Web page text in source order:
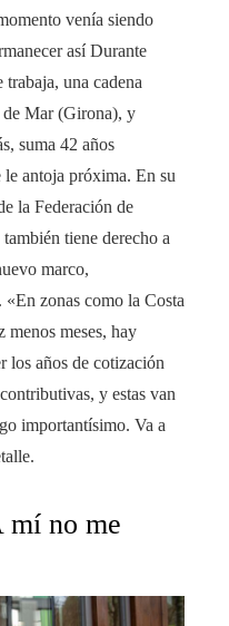
venía siendo
así Durante
trabaja, una cadena
de Mar (Girona), y
suma 42 años
antoja próxima. En su
la Federación de
tiene derecho a
marco,
«En zonas como la Costa
menos meses, hay
los años de cotización
y estas van
importantísimo. Va a
no me